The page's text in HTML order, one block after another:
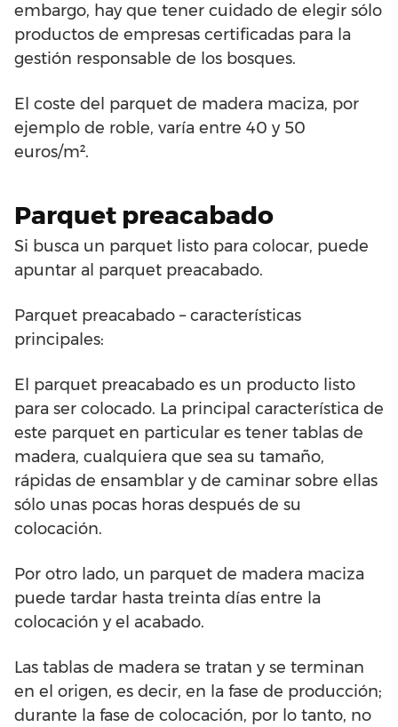
embargo, hay que tener cuidado de elegir sólo
productos de empresas certificadas para la
gestión responsable de los bosques.
El coste del parquet de madera maciza, por
ejemplo de roble, varía entre 40 y 50
euros/m².
Parquet preacabado
Si busca un parquet listo para colocar, puede
apuntar al parquet preacabado.
Parquet preacabado – características
principales:
El parquet preacabado es un producto listo
para ser colocado. La principal característica de
este parquet en particular es tener tablas de
madera, cualquiera que sea su tamaño,
rápidas de ensamblar y de caminar sobre ellas
sólo unas pocas horas después de su
colocación.
Por otro lado, un parquet de madera maciza
puede tardar hasta treinta días entre la
colocación y el acabado.
Las tablas de madera se tratan y se terminan
en el origen, es decir, en la fase de producción;
durante la fase de colocación, por lo tanto, no